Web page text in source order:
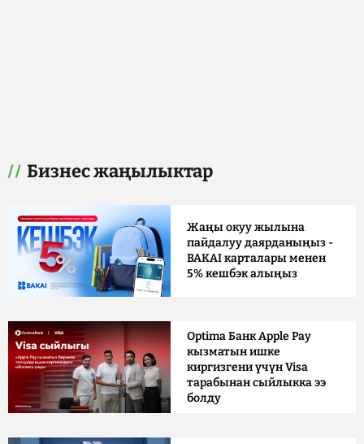
Бизнес жаңылыктар
Жаңы окуу жылына
пайдалуу даярданыңыз -
BAKAI карталары менен
5% кешбэк алыңыз
Optima Банк Apple Pay
кызматын ишке
киргизгени үчүн Visa
тарабынан сыйлыкка ээ
болду